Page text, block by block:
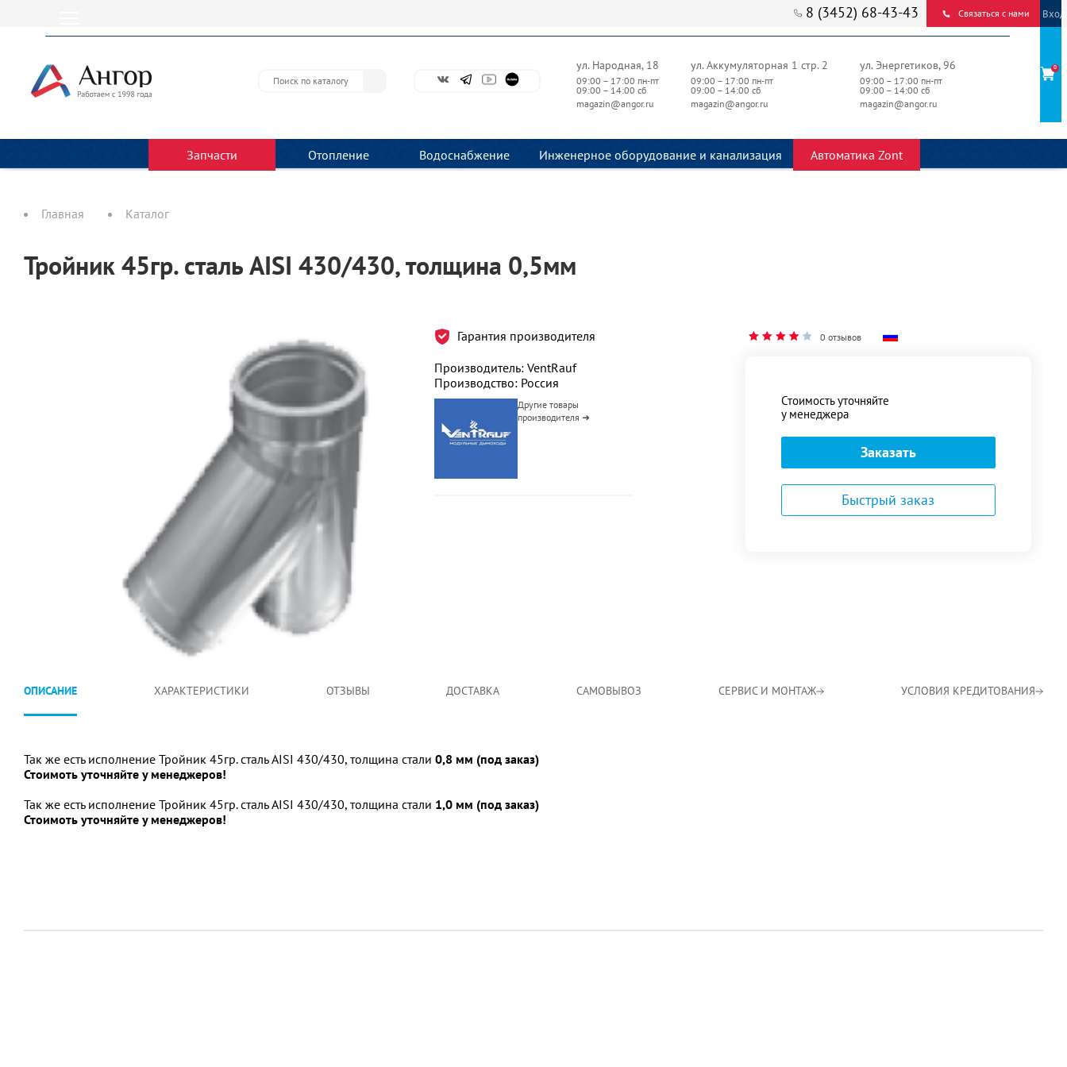
8 (3452) 68-43-43 Связаться с нами
ул. Народная, 18
09:00 – 17:00 пн-пт
09:00 – 14:00 сб
magazin@angor.ru
ул. Аккумуляторная 1 стр. 2
09:00 – 17:00 пн-пт
09:00 – 14:00 сб
magazin@angor.ru
ул. Энергетиков, 96
09:00 – 17:00 пн-пт
09:00 – 14:00 сб
magazin@angor.ru
Запчасти Отопление Водоснабжение Инженерное оборудование и канализация Автоматика Zont
Вход
0
Главная Каталог
Тройник 45гр. сталь AISI 430/430, толщина 0,5мм
Гарантия производителя
Производитель: VentRauf
Производство: Россия
Другие товары
производителя ➜
0 отзывов
Стоимость уточняйте
у менеджера
Заказать
Быстрый заказ
ОПИСАНИЕ ХАРАКТЕРИСТИКИ ОТЗЫВЫ ДОСТАВКА САМОВЫВОЗ СЕРВИС И МОНТАЖ УСЛОВИЯ КРЕДИТОВАНИЯ
Так же есть исполнение Тройник 45гр. сталь AISI 430/430, толщина стали 0,8 мм (под заказ)
Стоимоть уточняйте у менеджеров!
Так же есть исполнение Тройник 45гр. сталь AISI 430/430, толщина стали 1,0 мм (под заказ)
Стоимоть уточняйте у менеджеров!